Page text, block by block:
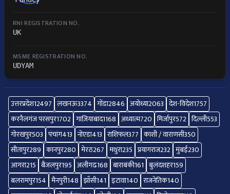
RNI REGISTRATION NO.
UK
MSME REGISTRATION NO.
UDYAM
उत्तरप्रदेश12497 लखनऊ3374 गोंडा2846 अयोध्या2063 देश-विदेश1757
करनैलगंज परसपुर1702 गाज़ियाबाद1168 अध्यात्म720 मिर्जापुर572 दिल्ली553
गोरखपुर503 पंचांग413 नोएडा413 राशिफल377 काशी / वाराणसी350
सीतापुर289 कानपुर280 मेरठ267 मथुरा235 प्रयागराज232 मुंबई230
आगरा215 बैजलपुर195 अलीगढ168 बाराबंकी161 बुलंदशहर159
बलरामपुर154 मैनपुरी148 झाँसी141 इटावा140 राजनेतिक140